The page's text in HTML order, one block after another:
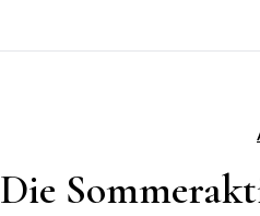
Die